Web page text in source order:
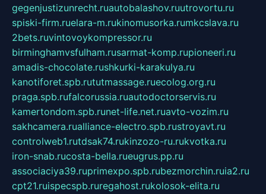
gegenjustizunrecht.ruautobalashov.ruutrovortu.ru
spiski-firm.ruelara-m.rukinomusorka.rumkcslava.ru
2bets.ruvintovoykompressor.ru
birminghamvsfulham.rusarmat-komp.rupioneeri.ru
amadis-chocolate.rushkurki-karakulya.ru
kanotiforet.spb.rututmassage.ruecolog.org.ru
praga.spb.rufalcorussia.ruautodoctorservis.ru
kamertondom.spb.runet-life.net.ruavto-vozim.ru
sakhcamera.rualliance-electro.spb.rustroyavt.ru
controlweb1.rutdsak74.rukinzozo-ru.rukvotka.ru
iron-snab.rucosta-bella.rueugrus.pp.ru
associaciya39.ruprimexpo.spb.rubezmorchin.ruia2.ru
cpt21.ruispecspb.ruregahost.rukolosok-elita.ru